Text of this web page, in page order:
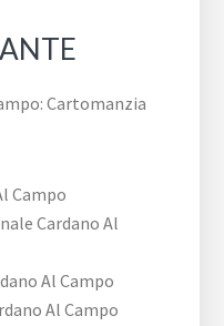
Campo
Cardano Al
Al Campo
Al Campo